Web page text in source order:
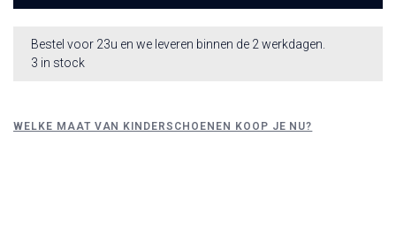
Bestel voor 23u en we leveren binnen de 2 werkdagen.
3 in stock
WELKE MAAT VAN KINDERSCHOENEN KOOP JE NU?